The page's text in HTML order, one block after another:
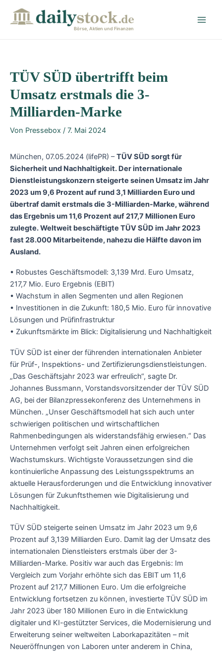
Börse, Aktien und Finanzen
TÜV SÜD übertrifft beim
Umsatz erstmals die 3-
Milliarden-Marke
Von Pressebox / 7. Mai 2024
München, 07.05.2024 (lifePR) –TÜV SÜD sorgt für
Sicherheit und Nachhaltigkeit. Der internationale
Dienstleistungskonzern steigerte seinen Umsatz im Jahr
2023 um 9,6 Prozent auf rund 3,1 Milliarden Euro und
übertraf damit erstmals die 3-Milliarden-Marke, während
das Ergebnis um 11,6 Prozent auf 217,7 Millionen Euro
zulegte. Weltweit beschäftigte TÜV SÜD im Jahr 2023
fast 28.000 Mitarbeitende, nahezu die Hälfte davon im
Ausland.
• Robustes Geschäftsmodell: 3,139 Mrd. Euro Umsatz,
217,7 Mio. Euro Ergebnis (EBIT)
• Wachstum in allen Segmenten und allen Regionen
• Investitionen in die Zukunft: 180,5 Mio. Euro für innovative
Lösungen und Prüfinfrastruktur
• Zukunftsmärkte im Blick: Digitalisierung und Nachhaltigkeit
TÜV SÜD ist einer der führenden internationalen Anbieter
für Prüf-, Inspektions- und Zertifizierungsdienstleistungen.
„Das Geschäftsjahr 2023 war erfreulich“, sagte Dr.
Johannes Bussmann, Vorstandsvorsitzender der TÜV SÜD
AG, bei der Bilanzpressekonferenz des Unternehmens in
München. „Unser Geschäftsmodell hat sich auch unter
schwierigen politischen und wirtschaftlichen
Rahmenbedingungen als widerstandsfähig erwiesen.“ Das
Unternehmen verfolgt seit Jahren einen erfolgreichen
Wachstumskurs. Wichtigste Voraussetzungen sind die
kontinuierliche Anpassung des Leistungsspektrums an
aktuelle Herausforderungen und die Entwicklung innovativer
Lösungen für Zukunftsthemen wie Digitalisierung und
Nachhaltigkeit.
TÜV SÜD steigerte seinen Umsatz im Jahr 2023 um 9,6
Prozent auf 3,139 Milliarden Euro. Damit lag der Umsatz des
internationalen Dienstleisters erstmals über der 3-
Milliarden-Marke. Positiv war auch das Ergebnis: Im
Vergleich zum Vorjahr erhöhte sich das EBIT um 11,6
Prozent auf 217,7 Millionen Euro. Um die erfolgreiche
Entwicklung fortsetzen zu können, investierte TÜV SÜD im
Jahr 2023 über 180 Millionen Euro in die Entwicklung
digitaler und KI-gestützter Services, die Modernisierung und
Erweiterung seiner weltweiten Laborkapazitäten – mit
Neueröffnungen von Laboren unter anderem in China,